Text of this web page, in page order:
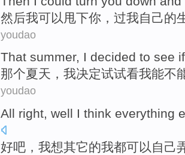
然后我可以 甩下你 ，过我自己的
youdao
That summer, I decided to see if
那个夏天 ， 我决定试试看我能不
youdao
All right, well I think everything
好吧， 我想其它的我都可以 自己